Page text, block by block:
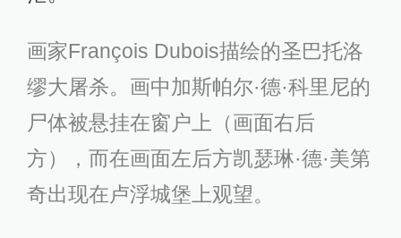
画家François Dubois描绘的圣巴托洛
缪大屠杀。画中加斯帕尔·德·科里尼的
尸体被悬挂在窗户上（画面右后
方），而在画面左后方凯瑟琳·德·美第
奇出现在卢浮城堡上观望。